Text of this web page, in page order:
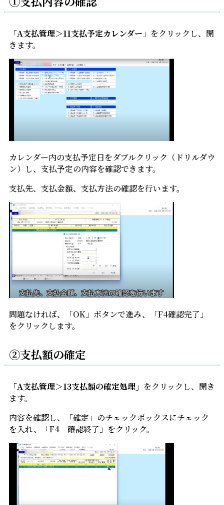
「A支払管理＞11支払予定カレンダー 」をクリックし、開
きます。
カレンダー内の支払予定日をダブルクリック（ドリルダウ
ン）し、支払予定の内容を確認できます。
支払先、支払金額、支払方法の確認を行います。
問題なければ、「OK」ボタンで進み、「F4確認完了」
をクリックします。
②支払額の確定
「A支払管理＞13支払額の確定処理」 をクリックし、開き
ます。
内容を確認し、「確定」のチェックボックスにチェック
を入れ、「F4 確認終了」をクリック。